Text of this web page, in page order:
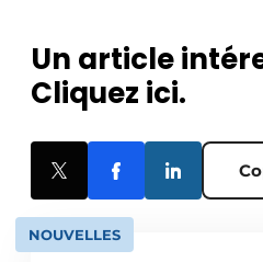
Un article
Cliquez ici.
NOUVELLES